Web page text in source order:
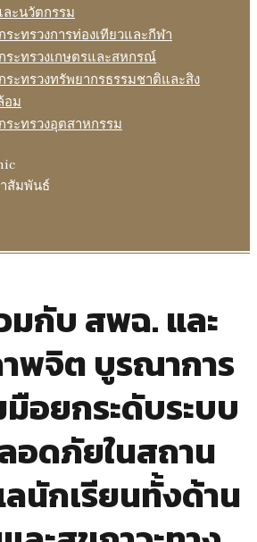
ะนวัตกรรม
กระทรวงการท่องเทียวและกีฬา
กระทรวงเกษตรและสหกรณ์
กระทรวงทรัพยากรธรรมชาติและสิง
อม
กระทรวงอุตสาหกรรม
สัมพันธ์
มกับ สพฉ. และ
พจิต บูรณาการ
อยกระดับระบบ
อดภัยในสถาน
นักเรียนทั้งด้าน